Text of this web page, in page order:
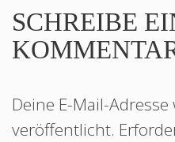
SCHREIBE
Deine E-Mail-
veröffentlicht.